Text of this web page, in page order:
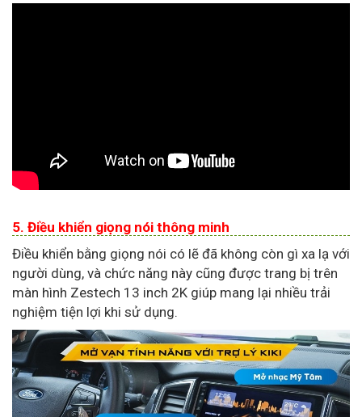
5. Điều khiển giọng nói thông minh
Điều khiển bằng giọng nói có lẽ đã không còn gì xa lạ với
người dùng, và chức năng này cũng được trang bị trên
màn hình Zestech 13 inch 2K giúp mang lại nhiều trải
nghiệm tiện lợi khi sử dụng.